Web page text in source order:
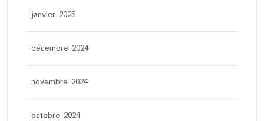
janvier 2025
décembre 2024
novembre 2024
octobre 2024